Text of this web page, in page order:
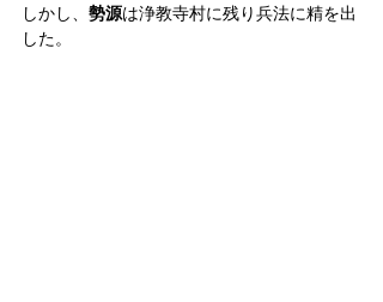
しかし、 勢源は浄教寺村に残り兵法に精を出
した。